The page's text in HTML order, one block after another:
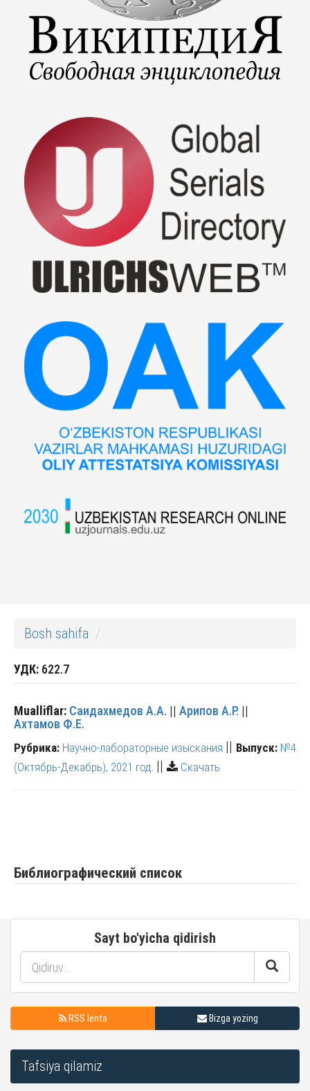
Bosh sahifa
УДК: 622.7
Mualliflar: Саидахмедов А.А. || Арипов А.Р. ||
Ахтамов Ф.Е.
Рубрика: Научно-лабораторные изыскания || Выпуск: №4
(Октябрь-Декабрь), 2021 год. || Скачать
Библиографический список
Sayt bo'yicha qidirish
RSS lenta Bizga yozing
Tafsiya qilamiz